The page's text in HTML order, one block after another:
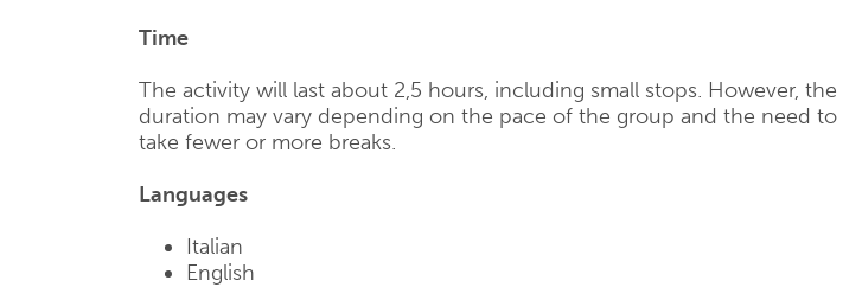
Time
The activity will last about 2,5 hours, including small stops. However, the
duration may vary depending on the pace of the group and the need to
take fewer or more breaks.
Languages
Italian
English